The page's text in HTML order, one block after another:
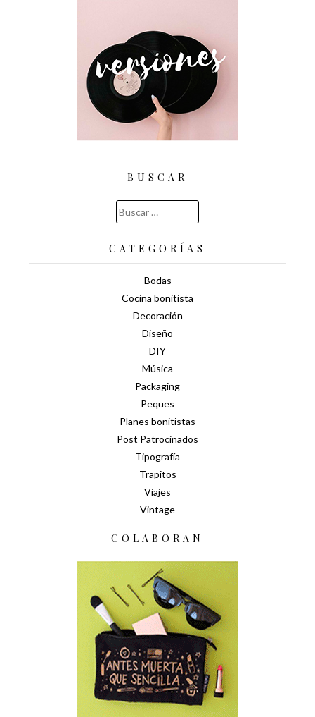
BUSCAR
Buscar:
CATEGORÍAS
Bodas
Cocina bonitista
Decoración
Diseño
DIY
Música
Packaging
Peques
Planes bonitistas
Post Patrocinados
Tipografía
Trapitos
Viajes
Vintage
COLABORAN